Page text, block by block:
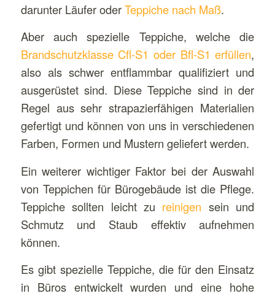
darunter Läufer oderTeppiche nach Maß.
Aber auch spezielle Teppiche, welche die
Brandschutzklasse Cfl-S1 oder Bfl-S1 erfüllen,
also als schwer entflammbar qualifiziert und
ausgerüstet sind. Diese Teppiche sind in der
Regel aus sehr strapazierfähigen Materialien
gefertigt und können von uns in verschiedenen
Farben, Formen und Mustern geliefert werden.
Ein weiterer wichtiger Faktor bei der Auswahl
von Teppichen für Bürogebäude ist die Pflege.
Teppiche sollten leicht zu reinigen sein und
Schmutz und Staub effektiv aufnehmen
können.
Es gibt spezielle Teppiche, die für den Einsatz
in Büros entwickelt wurden und eine hohe